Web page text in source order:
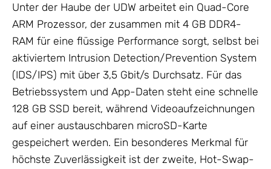
Unter der Haube der UDW arbeitet ein Quad-Core
ARM Prozessor, der zusammen mit 4 GB DDR4-
RAM für eine flüssige Performance sorgt, selbst bei
aktiviertem Intrusion Detection/Prevention System
(IDS/IPS) mit über 3,5 Gbit/s Durchsatz. Für das
Betriebssystem und App-Daten steht eine schnelle
128 GB SSD bereit, während Videoaufzeichnungen
auf einer austauschbaren microSD-Karte
gespeichert werden. Ein besonderes Merkmal für
höchste Zuverlässigkeit ist der zweite, Hot-Swap-